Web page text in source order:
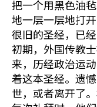
把一个用黑色油
地一层一层地打
很旧的圣经，已
初期，外国传教
来，历经政治运
着这本圣经。遗
世，或者离开了